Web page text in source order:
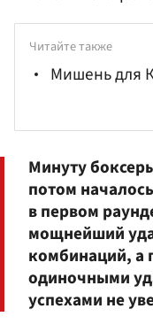
Читайте также
Мишень для
Минуту
потом
в первом
мощнейший
комбинаций, а
одиночными
успехами не